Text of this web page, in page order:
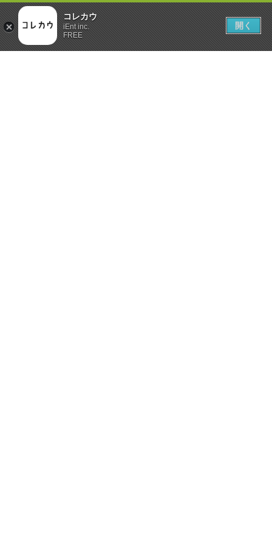
コレカウ
iEnt inc.
FREE
開く